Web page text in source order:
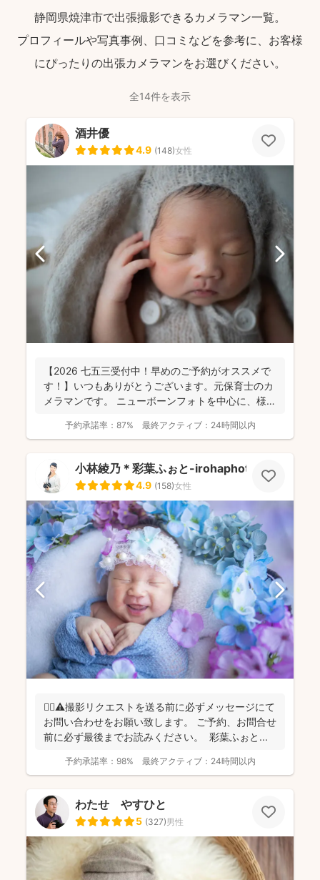
静岡県焼津市で出張撮影できるカメラマン一覧。
プロフィールや写真事例、口コミなどを参考に、お客様
にぴったりの出張カメラマンをお選びください。
全14件を表示
酒井優
4.9 (148)女性
【2026 七五三受付中！早めのご予約がオススメで
す！】いつもありがとうございます。元保育士のカ
メラマンです。 ニューボーンフォトを中心に、様々
予約承諾率： 87% 最終アクティブ： 24時間以内
小林綾乃＊彩葉ふぉと-irohaphoto-
4.9 (158)女性
🙇‍♂️⚠️撮影リクエストを送る前に必ずメッセージにて
お問い合わせをお願い致します。 ご予約、お問合せ
前に必ず最後までお読みください。 彩葉ふぉと...
予約承諾率： 98% 最終アクティブ： 24時間以内
わたせ やすひと
5 (327)男性